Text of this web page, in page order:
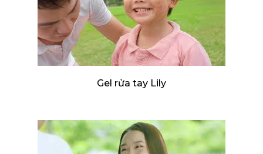
Gel rửa tay Lily